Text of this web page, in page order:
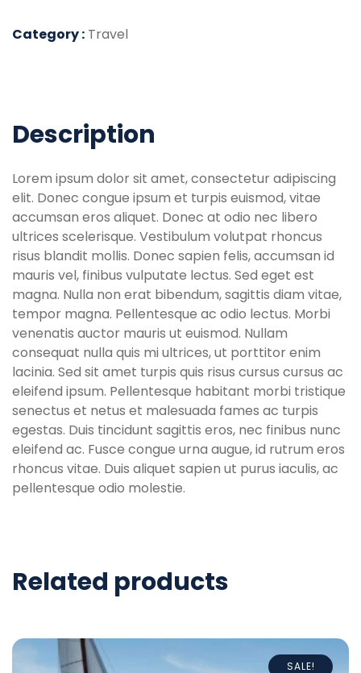
Category : Travel
Description
Lorem ipsum dolor sit amet, consectetur adipiscing
elit. Donec congue ipsum et turpis euismod, vitae
accumsan eros aliquet. Donec at odio nec libero
ultrices scelerisque. Vestibulum volutpat rhoncus
risus blandit mollis. Donec sapien felis, accumsan id
mauris vel, finibus vulputate lectus. Sed eget est
magna. Nulla non erat bibendum, sagittis diam vitae,
tempor magna. Pellentesque ac odio lectus. Morbi
venenatis auctor mauris ut euismod. Nullam
consequat nulla quis mi ultrices, ut porttitor enim
lacinia. Sed sit amet turpis quis risus cursus cursus ac
eleifend ipsum. Pellentesque habitant morbi tristique
senectus et netus et malesuada fames ac turpis
egestas. Duis tincidunt sagittis eros, nec finibus nunc
eleifend ac. Fusce congue urna augue, id rutrum eros
rhoncus vitae. Duis aliquet sapien ut purus iaculis, ac
pellentesque odio molestie.
Related products
SALE!